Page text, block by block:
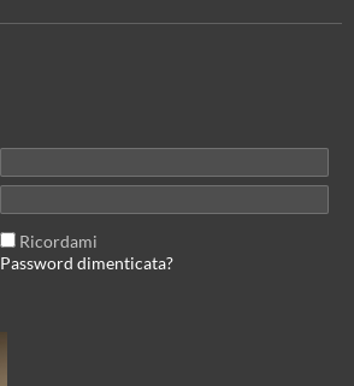
Ricordami
Password dimenticata?